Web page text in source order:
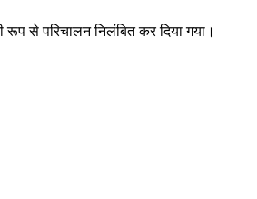
रूप से परिचालन निलंबित कर दिया गया।